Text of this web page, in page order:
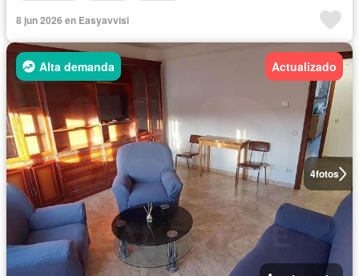
8 jun 2026 en Easyavvisi
4fotos
Alta demanda Actualizado